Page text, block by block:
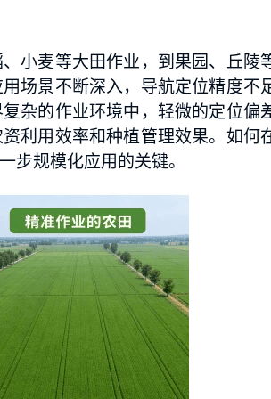
小麦等大田作业，到果园、丘陵
场景不断深入，导航定位精度不
杂的作业环境中，轻微的定位偏
利用效率和种植管理效果。如何
步规模化应用的关键。